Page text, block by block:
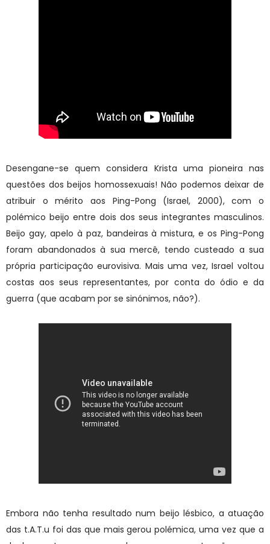
Desengane-se quem considera Krista uma pioneira nas
questões dos beijos homossexuais! Não podemos deixar de
atribuir o mérito aos Ping-Pong (Israel, 2000), com o
polémico beijo entre dois dos seus integrantes masculinos.
Beijo gay, apelo à paz, bandeiras à mistura, e os Ping-Pong
foram abandonados à sua mercê, tendo custeado a sua
própria participação eurovisiva. Mais uma vez, Israel voltou
costas aos seus representantes, por conta do ódio e da
guerra (que acabam por se sinónimos, não?).
Embora não tenha resultado num beijo lésbico, a atuação
das t.A.T.u foi das que mais gerou polémica, uma vez que a